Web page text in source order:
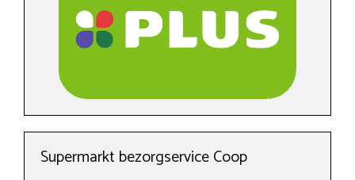
Supermarkt bezorgservice Coop